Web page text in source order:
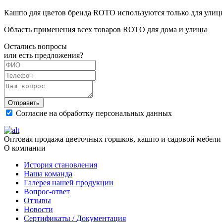
Кашпо для цветов бренда ROTO используются только для
Область применения всех товаров ROTO для дома и улицы
Остались вопросы
или есть предложения?
Согласие на обработку персональных данных
Оптовая продажа цветочных горшков, кашпо и садовой мебели
О компании
История становления
Наша команда
Галерея нашей продукции
Вопрос-ответ
Отзывы
Новости
Сертификаты / Документация